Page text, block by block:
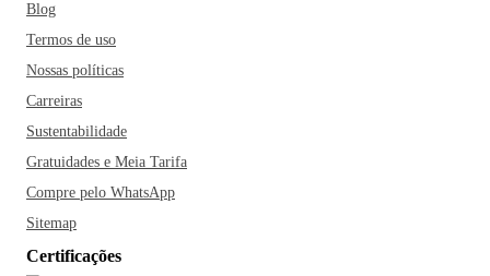
Blog
Termos de uso
Nossas políticas
Carreiras
Sustentabilidade
Gratuidades e Meia Tarifa
Compre pelo WhatsApp
Sitemap
Certificações